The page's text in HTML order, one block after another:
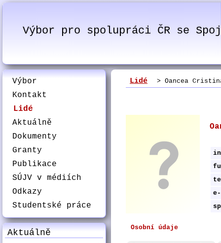
Výbor pro spolupráci ČR se
Výbor
Kontakt
Lidé
Aktuálně
Dokumenty
Granty
Publikace
SÚJV v médiích
Odkazy
Studentské práce
Aktuálně
Lidé > Oancea
Osobní údaje